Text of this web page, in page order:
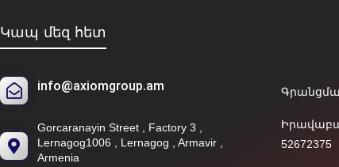
Կապ մեզ հետ
info@axiomgroup.am
Gorcaranayin Street , Factory 3 ,
Lernagog1006 , Lernagog , Armavir ,
Armenia
52672375